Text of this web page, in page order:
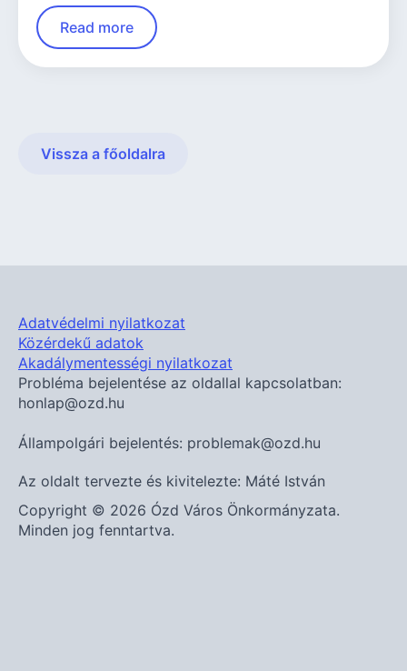
Read more
Vissza a főoldalra
Adatvédelmi nyilatkozat
Közérdekű adatok
Akadálymentességi nyilatkozat
Probléma bejelentése az oldallal kapcsolatban:
honlap@ozd.hu
Állampolgári bejelentés: problemak@ozd.hu
Az oldalt tervezte és kivitelezte: Máté István
Copyright © 2026 Ózd Város Önkormányzata.
Minden jog fenntartva.